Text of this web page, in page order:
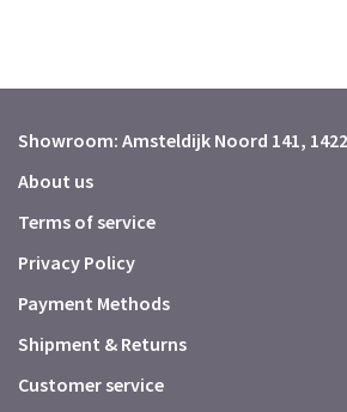
Showroom: Amsteldijk Noord 141,
About us
Terms of service
Privacy Policy
Payment Methods
Shipment & Returns
Customer service